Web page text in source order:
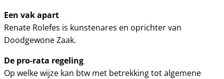
Een vak apart
Renate Rolefes is kunstenares en oprichter van
Doodgewone Zaak.
De pro-rata regeling
Op welke wijze kan btw met betrekking tot algemene